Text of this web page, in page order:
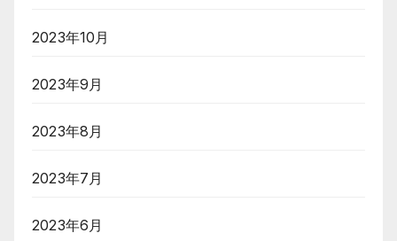
2023年10月
2023年9月
2023年8月
2023年7月
2023年6月